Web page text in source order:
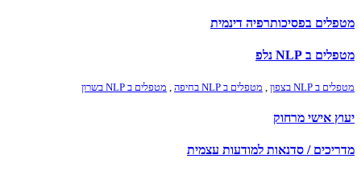
מטפלים בפסיכותרפיה דינמית
מטפלים ב NLP נלפ
מטפלים ב NLP בצפון מטפלים ב NLP בחיפה מטפלים ב NLP בשרון
יעוץ אישי מרחוק
מדריכים / סדנאות למודעות עצמית